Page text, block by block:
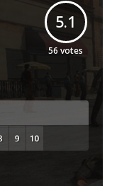
5.1
56votes